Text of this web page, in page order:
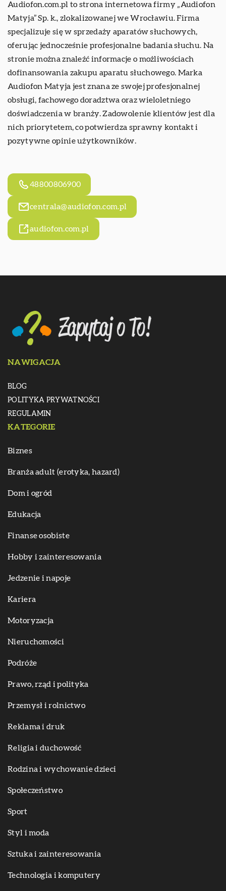
Audiofon.com.pl to strona internetowa firmy „Audiofon
Matyja” Sp. k., zlokalizowanej we Wrocławiu. Firma
specjalizuje się w sprzedaży aparatów słuchowych,
oferując jednocześnie profesjonalne badania słuchu. Na
stronie można znaleźć informacje o możliwościach
dofinansowania zakupu aparatu słuchowego. Marka
Audiofon Matyja jest znana ze swojej profesjonalnej
obsługi, fachowego doradztwa oraz wieloletniego
doświadczenia w branży. Zadowolenie klientów jest dla
nich priorytetem, co potwierdza sprawny kontakt i
pozytywne opinie użytkowników.
48800806900
centrala@audiofon.com.pl
audiofon.com.pl
NAWIGACJA
BLOG
POLITYKA PRYWATNOŚCI
REGULAMIN
KATEGORIE
Biznes
Branża adult (erotyka, hazard)
Dom i ogród
Edukacja
Finanse osobiste
Hobby i zainteresowania
Jedzenie i napoje
Kariera
Motoryzacja
Nieruchomości
Podróże
Prawo, rząd i polityka
Przemysł i rolnictwo
Reklama i druk
Religia i duchowość
Rodzina i wychowanie dzieci
Społeczeństwo
Sport
Styl i moda
Sztuka i zainteresowania
Technologia i komputery